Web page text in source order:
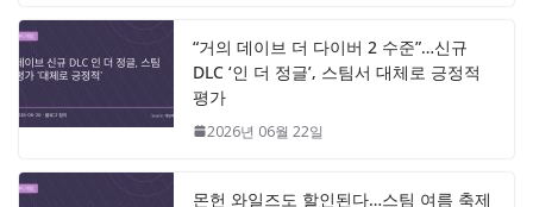
“거의 데이브 더 다이버 2 수준”…신규
DLC ‘인 더 정글’, 스팀서 대체로 긍정적
평가
2026년 06월 22일
몬헌 와일즈도 할인된다…스팀 여름 축제